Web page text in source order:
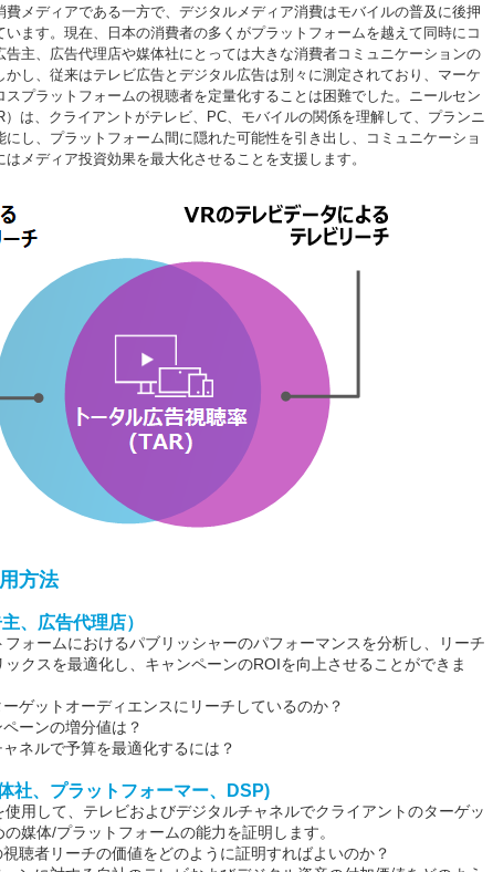
費メディアである一方で、デジタルメディア消費はモバイルの普及に後押
います。現在、日本の消費者の多くがプラットフォームを越えて同時にコ
告主、広告代理店や媒体社にとっては大きな消費者コミュニケーションの
し、従来はテレビ広告とデジタル広告は別々に測定されており、マーケ
スプラットフォームの視聴者を定量化することは困難でした。ニールセン
は、クライアントがテレビ、PC、モバイルの関係を理解して、プランニ
し、プラットフォーム間に隠れた可能性を引き出し、コミュニケーショ
メディア投資効果を最大化させることを支援します。
方法
、広告代理店）
ォームにおけるパブリッシャーのパフォーマンスを分析し、リーチ
クスを最適化し、キャンペーンのROIを向上させることができま
ゲットオーディエンスにリーチしているのか？
ーンの増分値は？
ネルで予算を最適化するには？
社、プラットフォーマー、DSP)
用して、テレビおよびデジタルチャネルでクライアントのターゲッ
の媒体/プラットフォームの能力を証明します。
聴者リーチの価値をどのように証明すればよいのか？